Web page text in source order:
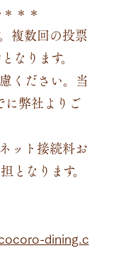
＊＊
複数回の投票
ります。
ください。当
弊社よりご
ット接続料お
なります。
dining.c